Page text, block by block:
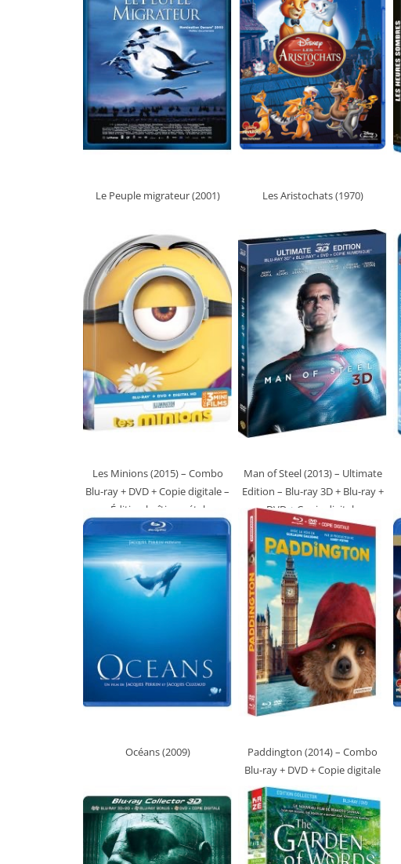
Le Peuple migrateur (2001) Les Aristochats (1970)
Les Minions (2015)– Combo
Blu-ray + DVD + Copie digitale –
Édition boîtier métal
Man of Steel (2013)– Ultimate
Edition – Blu-ray 3D + Blu-ray +
DVD + Copie digitale
Océans (2009) Paddington (2014)– Combo
Blu-ray + DVD + Copie digitale